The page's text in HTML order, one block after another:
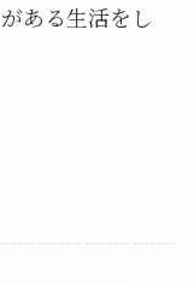
ある生活をし